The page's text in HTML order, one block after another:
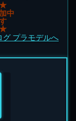
中